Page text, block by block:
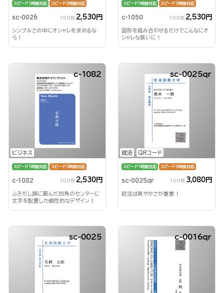
スピード1時間対応 スピード3時間対応
sc-0026 100枚 2,530円
シンプルさの中にオシャレを求めるな
ら！
スピード1時間対応 スピード3時間対応
c-1050 100枚 2,530円
図形を組み合わせるだけでこんなにオ
シャレな装いに！
ビジネス
c-1082
スピード1時間対応 スピード3時間対応
c-1082 100枚 2,530円
ふきだし調に囲んだ四角のセンターに
文字を配置した個性的なデザイン！
就活 QRコード
sc-0025qr
スピード1時間対応 スピード3時間対応
sc-0025qr 100枚 3,080円
就活は爽やかさが重要！
sc-0025 c-0016qr